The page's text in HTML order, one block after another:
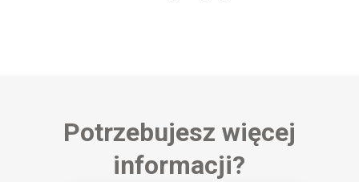
Potrzebujesz więcej
informacji?